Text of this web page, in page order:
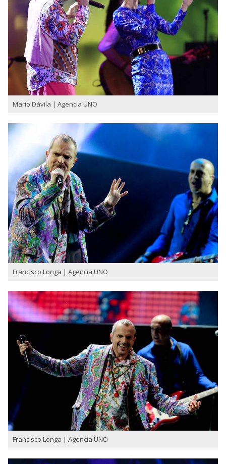
Mario Dávila | Agencia UNO
Francisco Longa | Agencia UNO
Francisco Longa | Agencia UNO